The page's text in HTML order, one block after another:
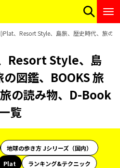
、Resort Style、島旅、歴史時代、旅の
Resort Style、島
図鑑、BOOKS 旅
の読み物、D-Book
覧
地球の歩き方 Jシリーズ（国内）
Plat
ランキング&テクニック